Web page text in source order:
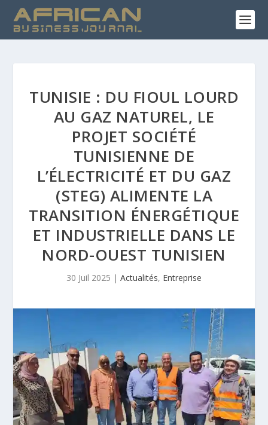
TUNISIE : DU FIOUL LOURD
AU GAZ NATUREL, LE
PROJET SOCIÉTÉ
TUNISIENNE DE
L’ÉLECTRICITÉ ET DU GAZ
(STEG) ALIMENTE LA
TRANSITION ÉNERGÉTIQUE
ET INDUSTRIELLE DANS LE
NORD-OUEST TUNISIEN
30 Juil 2025 | Actualités, Entreprise